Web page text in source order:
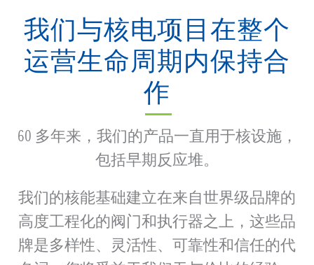
我们与核电项目在整个
运营生命周期内保持合
作
60 多年来，我们的产品一直用于核设施，
包括早期反应堆。
我们的核能基础建立在来自世界级品牌的
高度工程化的阀门和执行器之上，这些品
牌是多样性、灵活性、可靠性和信任的代